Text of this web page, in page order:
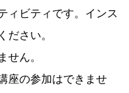
ィビティです。インス
ださい。
せん。
座の参加はできませ